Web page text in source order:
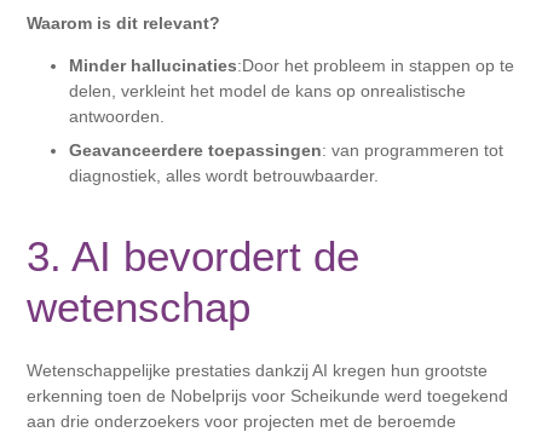
Waarom is dit relevant?
Minder hallucinaties:Door het probleem in stappen op te
delen, verkleint het model de kans op onrealistische
antwoorden.
Geavanceerdere toepassingen: van programmeren tot
diagnostiek, alles wordt betrouwbaarder.
3. AI bevordert de
wetenschap
Wetenschappelijke prestaties dankzij AI kregen hun grootste
erkenning toen de Nobelprijs voor Scheikunde werd toegekend
aan drie onderzoekers voor projecten met de beroemde